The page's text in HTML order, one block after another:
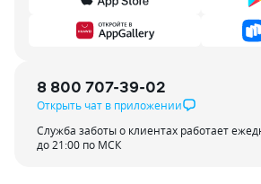
8 800 707-39-02
Открыть чат в приложении
Служба заботы о клиентах работает
до 21:00 по МСК